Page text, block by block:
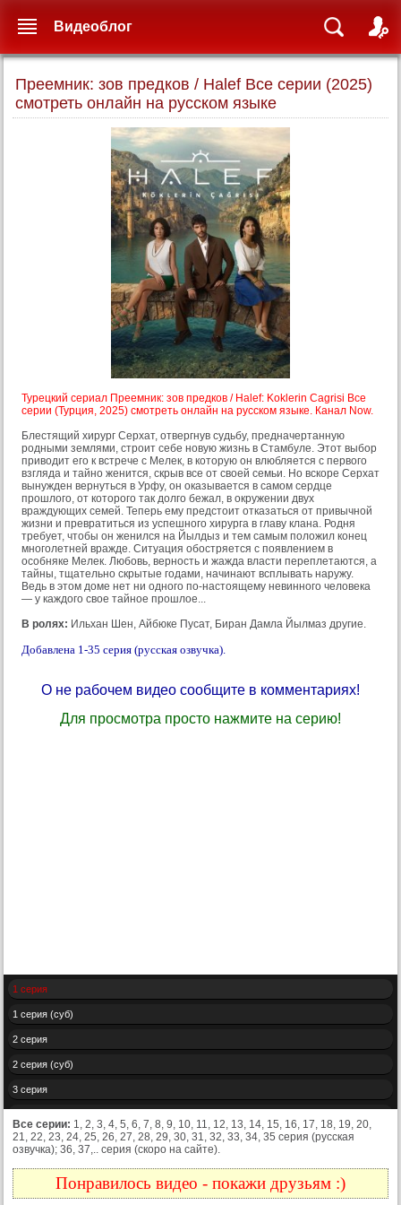
Преемник: зов предков / Halef Все серии (2025)
смотреть онлайн на русском языке
Турецкий сериал Преемник: зов предков / Halef: Koklerin Cagrisi Все
серии (Турция, 2025) смотреть онлайн на русском языке. Канал Now.
Блестящий хирург Серхат, отвергнув судьбу, предначертанную
родными землями, строит себе новую жизнь в Стамбуле. Этот выбор
приводит его к встрече с Мелек, в которую он влюбляется с первого
взгляда и тайно женится, скрыв все от своей семьи. Но вскоре Серхат
вынужден вернуться в Урфу, он оказывается в самом сердце
прошлого, от которого так долго бежал, в окружении двух
враждующих семей. Теперь ему предстоит отказаться от привычной
жизни и превратиться из успешного хирурга в главу клана. Родня
требует, чтобы он женился на Йылдыз и тем самым положил конец
многолетней вражде. Ситуация обостряется с появлением в
особняке Мелек. Любовь, верность и жажда власти переплетаются, а
тайны, тщательно скрытые годами, начинают всплывать наружу.
Ведь в этом доме нет ни одного по-настоящему невинного человека
— у каждого свое тайное прошлое...
В ролях: Ильхан Шен, Айбюке Пусат, Биран Дамла Йылмаз другие.
Добавлена 1-35 серия (русская озвучка).
О не рабочем видео сообщите в комментариях!
Для просмотра просто нажмите на серию!
1 серия
1 серия (суб)
2 серия
2 серия (суб)
3 серия
4 серия
5 серия
Все серии: 1, 2, 3, 4, 5, 6, 7, 8, 9, 10, 11, 12, 13, 14, 15, 16, 17, 18, 19, 20,
21, 22, 23, 24, 25, 26, 27, 28, 29, 30, 31, 32, 33, 34, 35 серия (русская
озвучка); 36, 37,.. серия (скоро на сайте).
Понравилось видео - покажи друзьям :)
Видеоблог